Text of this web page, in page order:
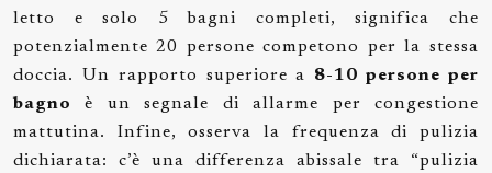
letto e solo 5 bagni completi, significa che
potenzialmente 20 persone competono per la stessa
doccia. Un rapporto superiore a 8-10 persone per
bagno
è un segnale di allarme per congestione
mattutina. Infine, osserva la frequenza di pulizia
dichiarata: c’è una differenza abissale tra “pulizia